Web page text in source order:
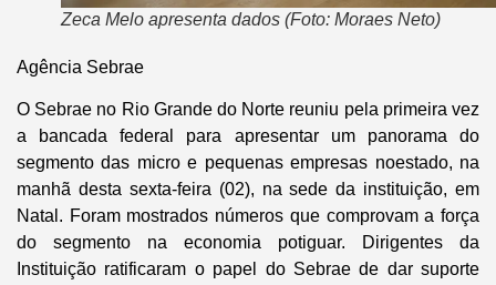
Zeca Melo apresenta dados (Foto: Moraes Neto)
Agência Sebrae
O Sebrae no Rio Grande do Norte reuniu pela primeira vez
a bancada federal para apresentar um panorama do
segmento das micro e pequenas empresas noestado, na
manhã desta sexta-feira (02), na sede da instituição, em
Natal. Foram mostrados números que comprovam a força
do segmento na economia potiguar. Dirigentes da
Instituição ratificaram o papel do Sebrae de dar suporte